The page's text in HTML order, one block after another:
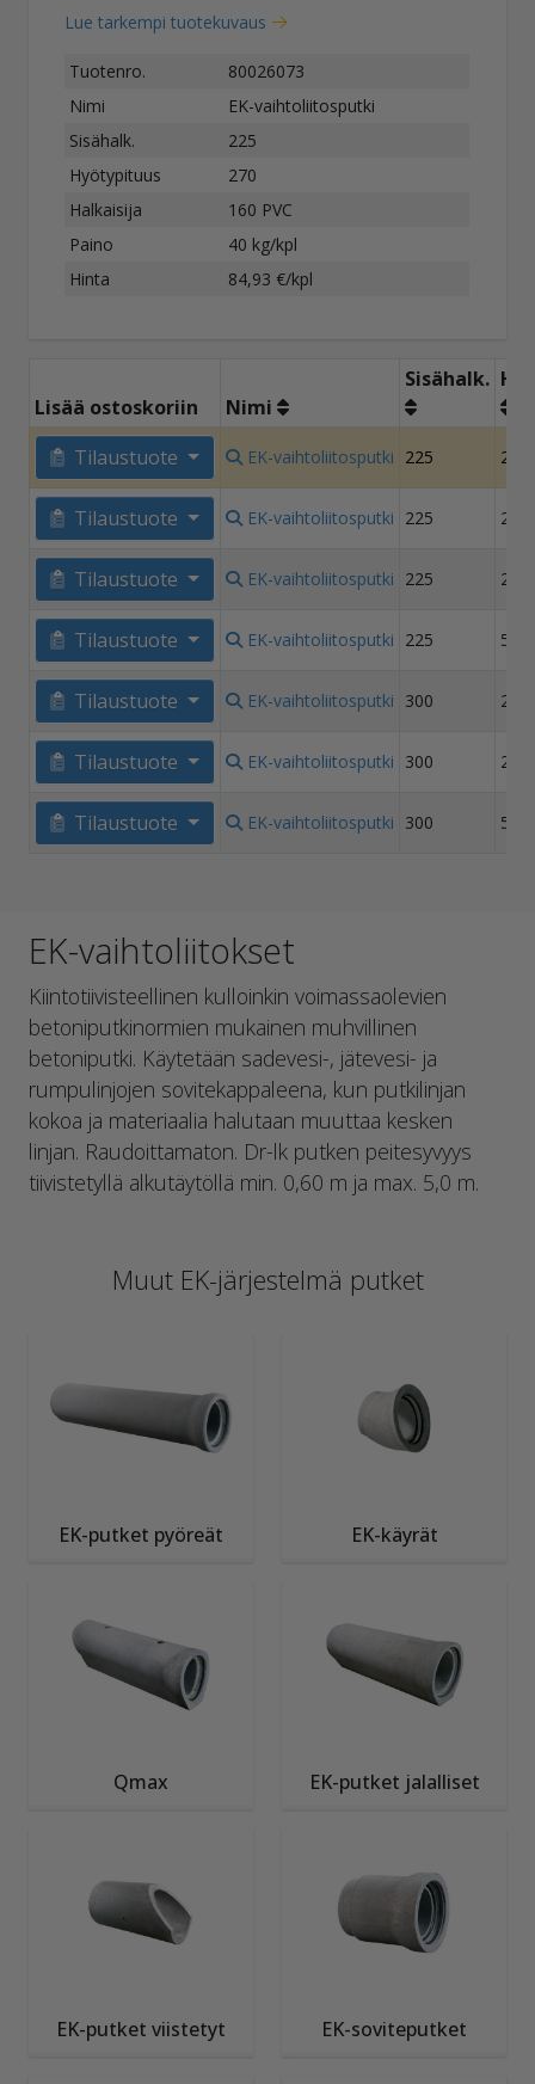
Lue tarkempi tuotekuvaus
Tuotenro.
80026073
Nimi
EK-vaihtoliitosputki
Sisähalk.
225
Hyötypituus
270
Halkaisija
160 PVC
Paino
40 kg/kpl
Hinta
84,93 €/kpl
Lisää ostoskoriin Nimi
Sisähalk.
Tilaustuote EK-vaihtoliitosputki 225 270
Tilaustuote EK-vaihtoliitosputki 225 270
Tilaustuote EK-vaihtoliitosputki 225 270
Tilaustuote EK-vaihtoliitosputki 225 500
Tilaustuote EK-vaihtoliitosputki 300 270
Tilaustuote EK-vaihtoliitosputki 300 270
Tilaustuote EK-vaihtoliitosputki 300 500
EK-vaihtoliitokset
Kiintotiivisteellinen kulloinkin voimassaolevien
betoniputkinormien mukainen muhvillinen
betoniputki. Käytetään sadevesi-, jätevesi- ja
rumpulinjojen sovitekappaleena, kun putkilinjan
kokoa ja materiaalia halutaan muuttaa kesken
linjan. Raudoittamaton. Dr-lk putken peitesyvyys
tiivistetyllä alkutäytöllä min. 0,60 m ja max. 5,0 m.
Muut EK-järjestelmä putket
EK-putket pyöreät EK-käyrät
Qmax EK-putket jalalliset
EK-putket viistetyt EK-soviteputket